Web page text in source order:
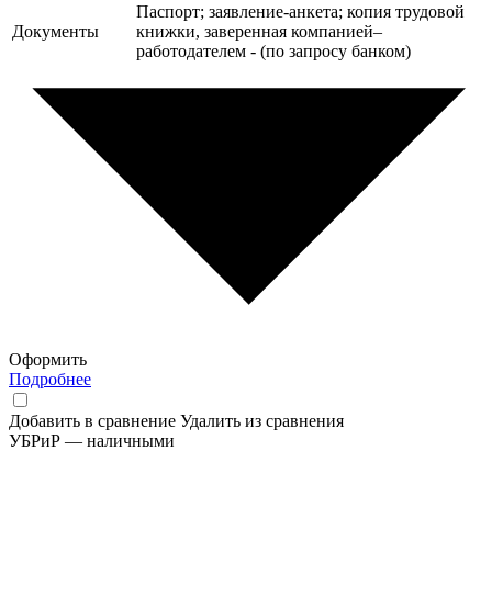
Документы
Паспорт; заявление-анкета; копия трудовой
книжки, заверенная компанией–
работодателем - (по запросу банком)
Оформить
Подробнее
Добавить в сравнение Удалить из сравнения
УБРиР — наличными